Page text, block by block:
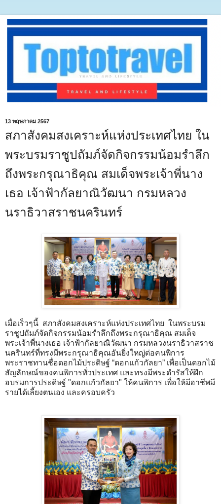
13 พฤษภาคม 2567
สภาสังคมสงเคราะห์แห่งประเทศไทย ใน
พระบรมราชูปถัมภ์จัดกิจกรรมน้อมรำลึก
ถึงพระกรุณาธิคุณ สมเด็จพระเจ้าพี่นาง
เธอ เจ้าฟ้ากัลยาณิวัฒนา กรมหลวง
นราธิวาสราชนครินทร์
เมื่อเร็วๆนี้ สภาสังคมสงเคราะห์แห่งประเทศไทย ในพระบรม
ราชูปถัมภ์จัดกิจกรรมน้อมรำลึกถึงพระกรุณาธิคุณ สมเด็จ
พระเจ้าพี่นางเธอ เจ้าฟ้ากัลยาณิวัฒนา กรมหลวงนราธิวาสราช
นครินทร์ที่ทรงมีพระกรุณาธิคุณอันยิ่งใหญ่ต่อคนพิการ
พระราชทานชื่อดอกไม้ประดิษฐ์ “ดอกแก้วกัลยา” เพื่อเป็นดอกไม้
สัญลักษณ์ของคนพิการทั่วประเทศ และทรงมีพระดำรัสให้ฝึก
อบรมการประดิษฐ์ "ดอกแก้วกัลยา" ให้คนพิการ เพื่อให้มีอาชีพมี
รายได้เลี้ยงตนเอง และครอบครัว